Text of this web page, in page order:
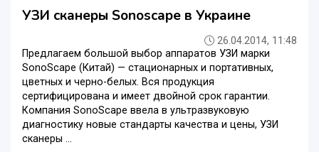
УЗИ сканеры Sonoscape в Украине
26.04.2014, 11:48
Предлагаем большой выбор аппаратов УЗИ марки
SonoScape (Китай) — стационарных и портативных,
цветных и черно-белых. Вся продукция
сертифицирована и имеет двойной срок гарантии.
Компания SonoScape ввела в ультразвуковую
диагностику новые стандарты качества и цены, УЗИ
сканеры ...